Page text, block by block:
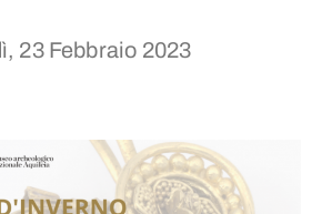
23 Febbraio 2023